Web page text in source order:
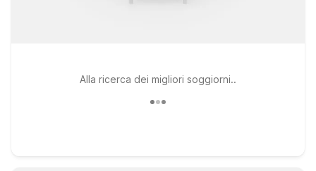
Alla ricerca dei migliori soggiorni..